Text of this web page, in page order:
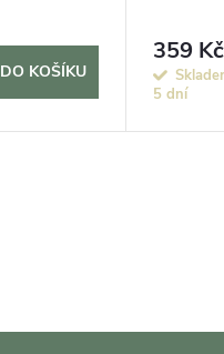
DO KOŠÍKU
359 Kč
5 dní